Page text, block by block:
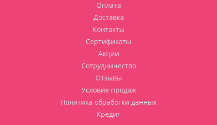
Оплата
Доставка
Контакты
Сертификаты
Акции
Сотрудничество
Отзывы
Условие продаж
Политика обработки данных
Кредит